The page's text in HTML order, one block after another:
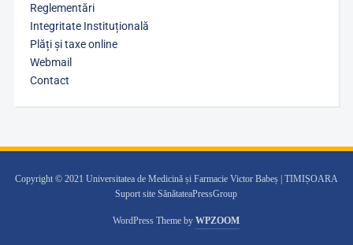
Reglementări
Integritate Instituțională
Plăți și taxe online
Webmail
Contact
Copyright © 2021 Universitatea de Medicină și Farmacie Victor Babeș | TIMIȘOARA
Suport site SănătateaPressGroup
WordPress Theme byWPZOOM